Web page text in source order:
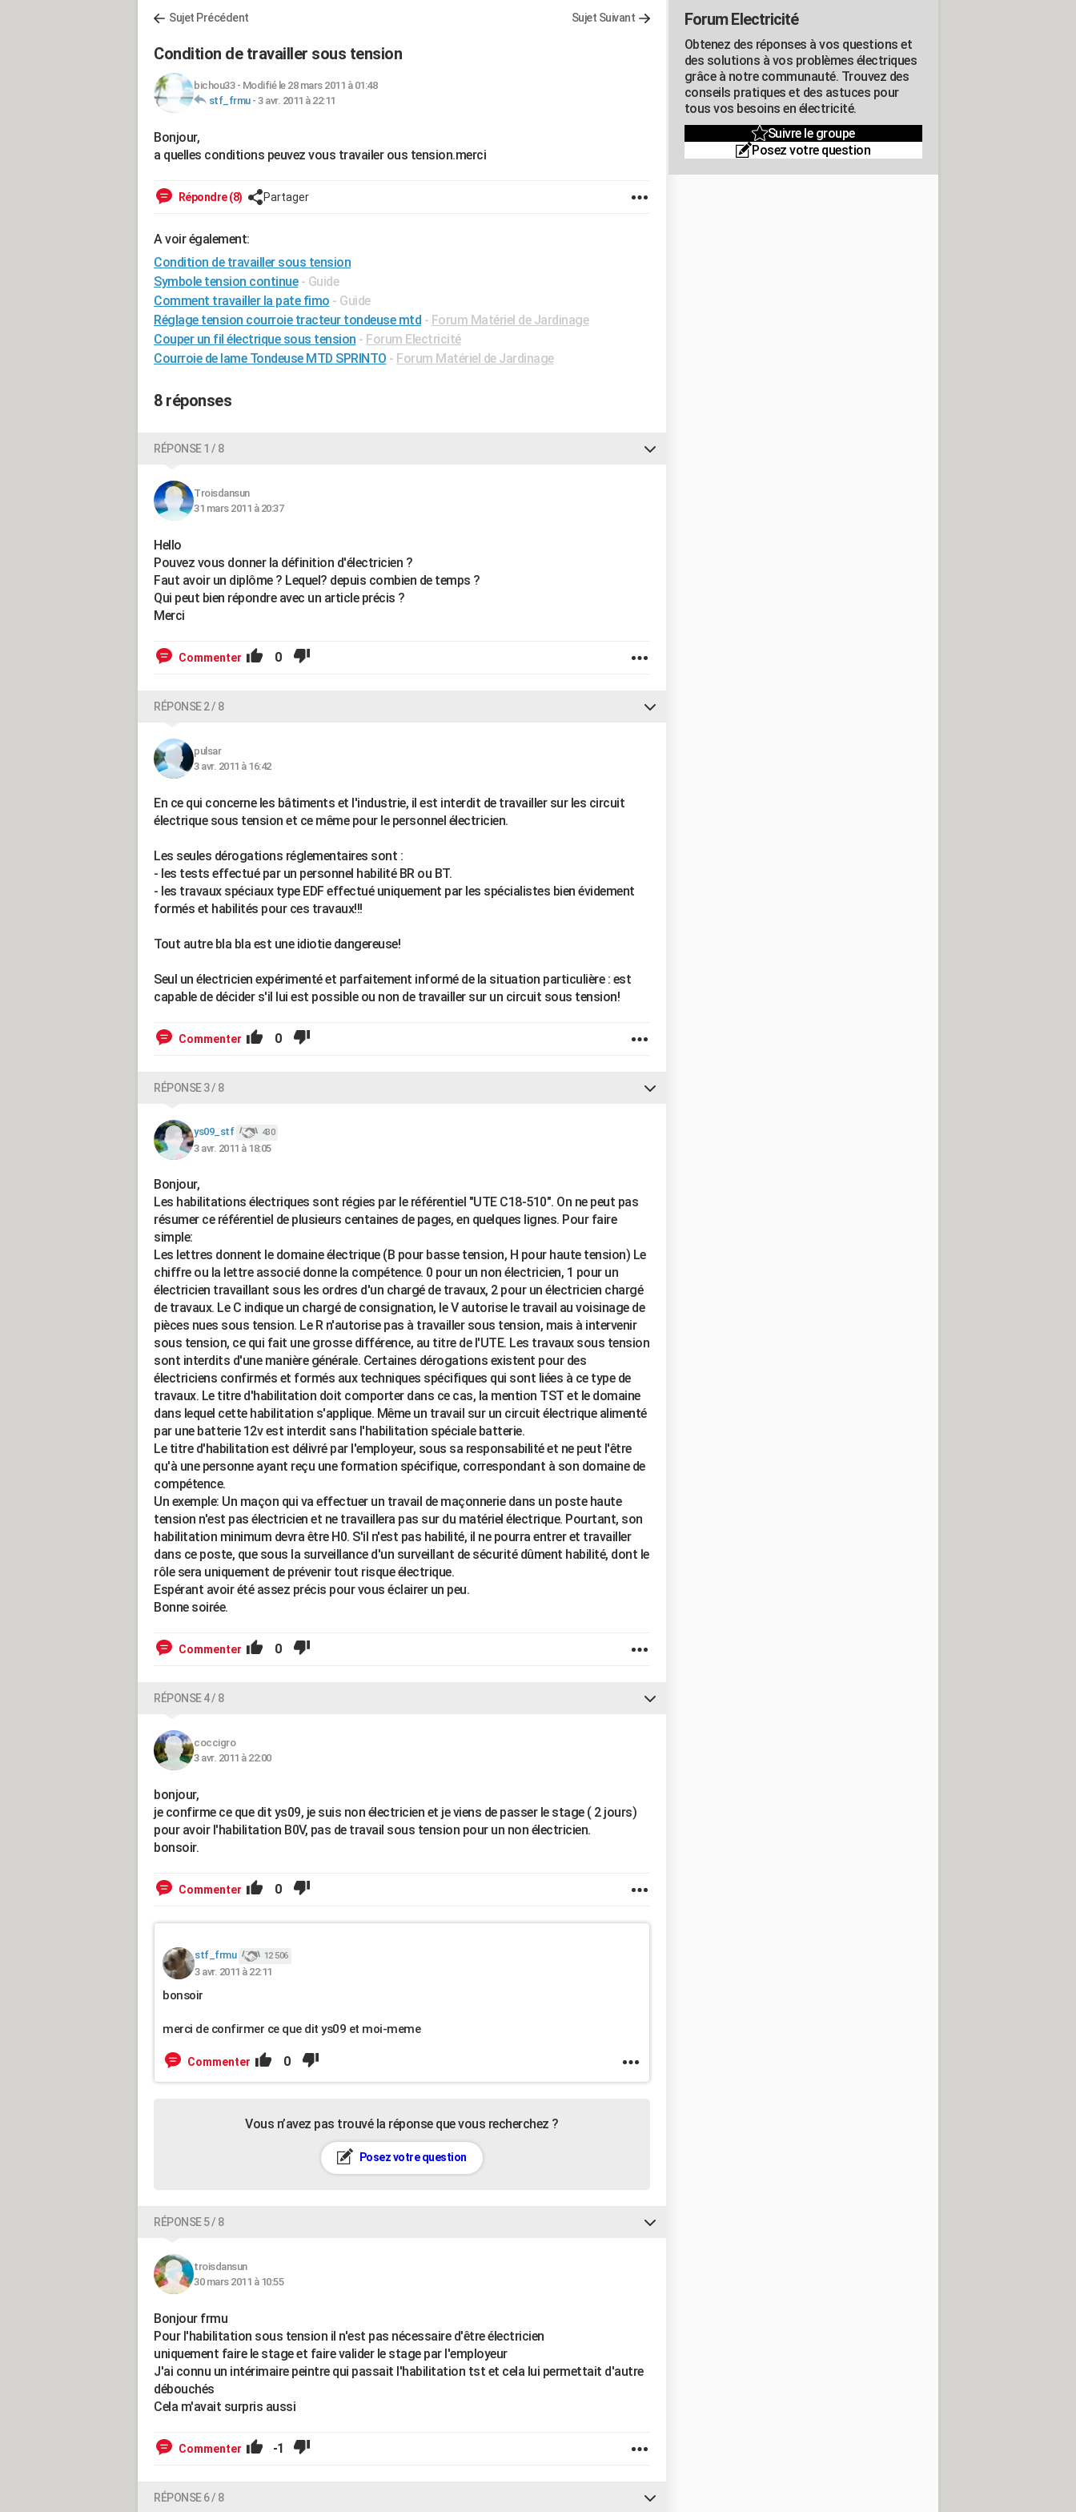
Sujet Précédent Sujet Suivant
Condition de travailler sous tension
bichou33- Modifié le 28 mars 2011 à 01:48
stf_frmu- 3 avr. 2011 à 22:11
Bonjour,
a quelles conditions peuvez vous travailer ous tension.merci
Répondre (8) Partager
A voir également:
Condition de travailler sous tension
Symbole tension continue - Guide
Comment travailler la pate fimo - Guide
Réglage tension courroie tracteur tondeuse mtd - Forum Matériel de Jardinage
Couper un fil électrique sous tension - Forum Electricité
Courroie de lame Tondeuse MTD SPRINTO - Forum Matériel de Jardinage
8 réponses
RÉPONSE 1 / 8
Troisdansun
31 mars 2011 à 20:37
Hello
Pouvez vous donner la définition d'électricien ?
Faut avoir un diplôme ? Lequel? depuis combien de temps ?
Qui peut bien répondre avec un article précis ?
Merci
Commenter 0
RÉPONSE 2 / 8
pulsar
3 avr. 2011 à 16:42
En ce qui concerne les bâtiments et l'industrie, il est interdit de travailler sur les circuit
électrique sous tension et ce même pour le personnel électricien.
Les seules dérogations réglementaires sont :
- les tests effectué par un personnel habilité BR ou BT.
- les travaux spéciaux type EDF effectué uniquement par les spécialistes bien évidement
formés et habilités pour ces travaux!!!
Tout autre bla bla est une idiotie dangereuse!
Seul un électricien expérimenté et parfaitement informé de la situation particulière : est
capable de décider s'il lui est possible ou non de travailler sur un circuit sous tension!
Commenter 0
RÉPONSE 3 / 8
ys09_stf 430
3 avr. 2011 à 18:05
Bonjour,
Les habilitations électriques sont régies par le référentiel "UTE C18-510". On ne peut pas
résumer ce référentiel de plusieurs centaines de pages, en quelques lignes. Pour faire
simple:
Les lettres donnent le domaine électrique (B pour basse tension, H pour haute tension) Le
chiffre ou la lettre associé donne la compétence. 0 pour un non électricien, 1 pour un
électricien travaillant sous les ordres d'un chargé de travaux, 2 pour un électricien chargé
de travaux. Le C indique un chargé de consignation, le V autorise le travail au voisinage de
pièces nues sous tension. Le R n'autorise pas à travailler sous tension, mais à intervenir
sous tension, ce qui fait une grosse différence, au titre de l'UTE. Les travaux sous tension
sont interdits d'une manière générale. Certaines dérogations existent pour des
électriciens confirmés et formés aux techniques spécifiques qui sont liées à ce type de
travaux. Le titre d'habilitation doit comporter dans ce cas, la mention TST et le domaine
dans lequel cette habilitation s'applique. Même un travail sur un circuit électrique alimenté
par une batterie 12v est interdit sans l'habilitation spéciale batterie.
Le titre d'habilitation est délivré par l'employeur, sous sa responsabilité et ne peut l'être
qu'à une personne ayant reçu une formation spécifique, correspondant à son domaine de
compétence.
Un exemple: Un maçon qui va effectuer un travail de maçonnerie dans un poste haute
tension n'est pas électricien et ne travaillera pas sur du matériel électrique. Pourtant, son
habilitation minimum devra être H0. S'il n'est pas habilité, il ne pourra entrer et travailler
dans ce poste, que sous la surveillance d'un surveillant de sécurité dûment habilité, dont le
rôle sera uniquement de prévenir tout risque électrique.
Espérant avoir été assez précis pour vous éclairer un peu.
Bonne soirée.
Commenter 0
RÉPONSE 4 / 8
coccigro
3 avr. 2011 à 22:00
bonjour,
je confirme ce que dit ys09, je suis non électricien et je viens de passer le stage ( 2 jours)
pour avoir l'habilitation B0V, pas de travail sous tension pour un non électricien.
bonsoir.
Commenter 0
stf_frmu 12 506
3 avr. 2011 à 22:11
bonsoir
merci de confirmer ce que dit ys09 et moi-meme
Commenter 0
Vous n’avez pas trouvé la réponse que vous recherchez ?
Posez votre question
RÉPONSE 5 / 8
troisdansun
30 mars 2011 à 10:55
Bonjour frmu
Pour l'habilitation sous tension il n'est pas nécessaire d'être électricien
uniquement faire le stage et faire valider le stage par l'employeur
J'ai connu un intérimaire peintre qui passait l'habilitation tst et cela lui permettait d'autre
débouchés
Cela m'avait surpris aussi
Commenter -1
RÉPONSE 6 / 8
Forum Electricité
Obtenez des réponses à vos questions et
des solutions à vos problèmes électriques
grâce à notre communauté. Trouvez des
conseils pratiques et des astuces pour
tous vos besoins en électricité.
Suivre le groupe
Posez votre question